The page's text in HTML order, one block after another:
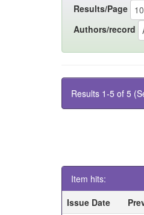
Results/Page
Authors/record
Results 1-5 of 5
Item hits:
Issue Date